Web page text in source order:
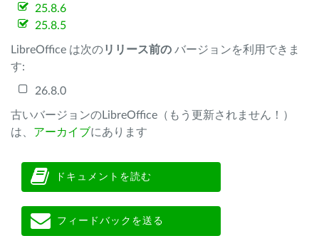
25.8.6
25.8.5
LibreOffice は次のリリース前の バージョンを利用できま
す:
26.8.0
古いバージョンのLibreOffice（もう更新されません！）
は、 アーカイブにあります
ドキュメントを読む
フィードバックを送る